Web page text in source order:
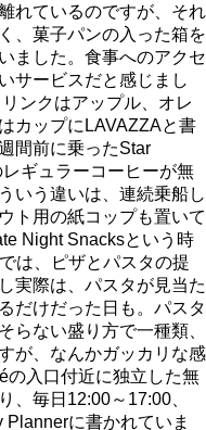
れているのですが、それ
、菓子パンの入った箱を
ました。食事へのアクセ
サービスだと感じまし
ンクはアップル、オレ
カップにLAVAZZAと書
間前に乗ったStar
ギュラーコーヒーが無
いう違いは、連続乗船し
ト用の紙コップも置いて
Night Snacksという時
は、ピザとパスタの提
実際は、パスタが見当た
だけだった日も。パスタ
らない盛り方で一種類、
が、なんかガッカリな感
入口付近に独立した無
、毎日12:00～17:00、
に書かれていま